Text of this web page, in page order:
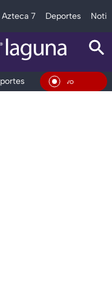
Azteca 7 Deportes
EntretenimientoEn